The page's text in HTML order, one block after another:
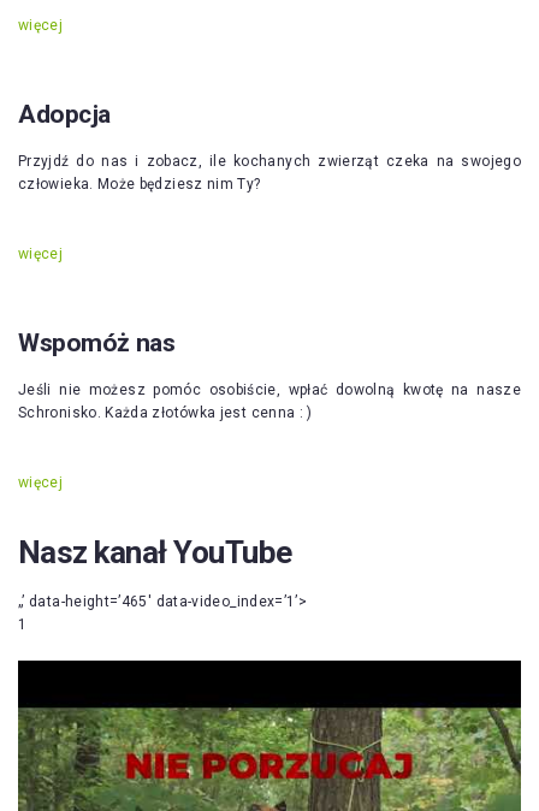
więcej
Adopcja
Przyjdź do nas i zobacz, ile kochanych zwierząt czeka na swojego
człowieka. Może będziesz nim Ty?
więcej
Wspomóż nas
Jeśli nie możesz pomóc osobiście, wpłać dowolną kwotę na nasze
Schronisko. Każda złotówka jest cenna : )
więcej
Nasz kanał YouTube
„’ data-height=’465′ data-video_index=’1’>
1